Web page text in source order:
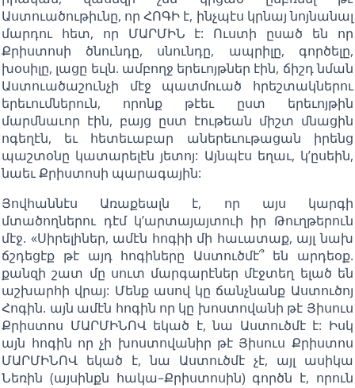
Աստուածութիւնը, որ ՀՈԳԻ է, ինչպէս կրնայ նոյնանալ
մարդու հետ, որ ՄԱՐՄԻՆ է: Ուստի ըսած են որ
Քրիստոսի ծնունդը, սնունդը, ապրիլը, գործելը,
խօսիլը, լացը եւլն. ամբողջ երեւոյթներ էին, ճիշդ նման
Աստուածաշունչի մէջ պատմուած հրեշտակներու
երեւումներուն, որոնք թէեւ ըստ երեւոյթին
մարմնաւոր էին, բայց ըստ էութեան միշտ մնացին
ոգեղէն, եւ հետեւաբար աներեւութացան իրենց
պաշտօնը կատարելէն յետոյ: Այնպէս եղաւ, կ’ըսեին,
նաեւ Քրիստոսի պարագային:
Յովհաննէս Առաքեալն է, որ այս կարգի
մտածողներու դէմ կ’արտայայտուի իր Թուղթերուն
մէջ. «Սիրելիներ, ամէն հոգիի մի հաւատաք, այլ նախ
ճշդեցէք թէ այդ հոգիները Աստուծմէ՞ են արդեօք.
քանզի շատ մը սուտ մարգարէներ մէջտեղ ելած են
աշխարհի վրայ: Մենք ասով կը ճանչնանք Աստուծոյ
Հոգին. այն ամէն հոգին որ կը խոստովանի թէ Յիսուս
Քրիստոս ՄԱՐՄԻՆՈՎ եկած է, նա Աստուծմէ է: Իսկ
այն հոգին որ չի խոստովանիր թէ Յիսուս Քրիստոս
ՄԱՐՄԻՆՈՎ եկած է, նա Աստուծմէ չէ, այլ ասիկա
Նեռին (այսինքն հակա–Քրիստոսին) գործն է, որուն